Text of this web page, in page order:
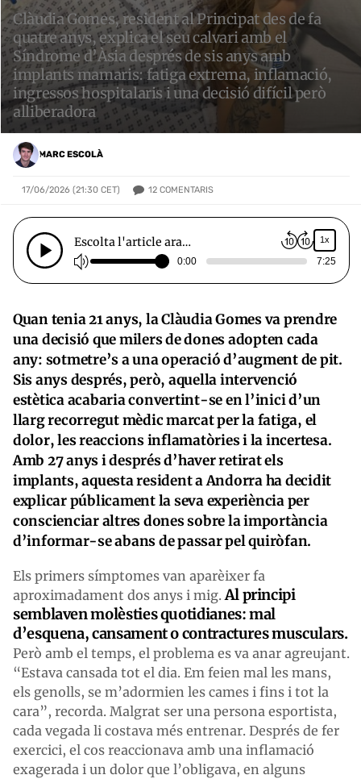
Clàudia Gomes, resident al Principat des de fa
quatre anys, explica el seu calvari amb el
Síndrome d’Àsia després de sis anys amb
implants mamaris: fatiga extrema, inflamació,
ingressos hospitalaris i una decisió difícil però
alliberadora
MARC ESCOLÀ
17/06/2026 (21:30 CET) 12 COMENTARIS
Escolta l'article ara… 1x
0:00 7:25
Quan tenia 21 anys, la Clàudia Gomes va prendre
una decisió que milers de dones adopten cada
any: sotmetre’s a una operació d’augment de pit.
Sis anys després, però, aquella intervenció
estètica acabaria convertint-se en l’inici d’un
llarg recorregut mèdic marcat per la fatiga, el
dolor, les reaccions inflamatòries i la incertesa.
Amb 27 anys i després d’haver retirat els
implants, aquesta resident a Andorra ha decidit
explicar públicament la seva experiència per
conscienciar altres dones sobre la importància
d’informar-se abans de passar pel quiròfan.
Els primers símptomes van aparèixer fa
aproximadament dos anys i mig. Al principi
semblaven molèsties quotidianes: mal
d’esquena, cansament o contractures musculars.
Però amb el temps, el problema es va anar agreujant.
“Estava cansada tot el dia. Em feien mal les mans,
els genolls, se m’adormien les cames i fins i tot la
cara”, recorda. Malgrat ser una persona esportista,
cada vegada li costava més entrenar. Després de fer
exercici, el cos reaccionava amb una inflamació
exagerada i un dolor que l’obligava, en alguns